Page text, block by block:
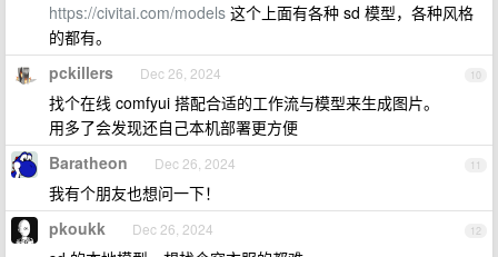
https://civitai.com/models 这个上面有各种 sd 模型，各种风格
的都有。
10
pckillers Dec 26, 2024
找个在线 comfyui 搭配合适的工作流与模型来生成图片。
用多了会发现还自己本机部署更方便
11
Baratheon Dec 26, 2024
我有个朋友也想问一下！
12
pkoukk Dec 26, 2024